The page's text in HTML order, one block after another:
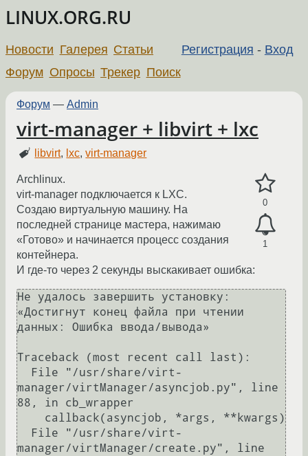
LINUX.ORG.RU
Регистрация - Вход
Новости Галерея Статьи
Форум Опросы Трекер Поиск
Форум — Admin
virt-manager + libvirt + lxc
libvirt, lxc,virt-manager
0
1
Archlinux.
virt-manager подключается к LXC.
Создаю виртуальную машину. На
последней странице мастера, нажимаю
«Готово» и начинается процесс создания
контейнера.
И где-то через 2 секунды выскакивает ошибка:
Не удалось завершить установку:
«Достигнут конец файла при чтении
данных: Ошибка ввода/вывода»
Traceback (most recent call last):
manager/virtManager/asyncjob.py", line
88, in cb_wrapper
manager/virtManager/create.py", line